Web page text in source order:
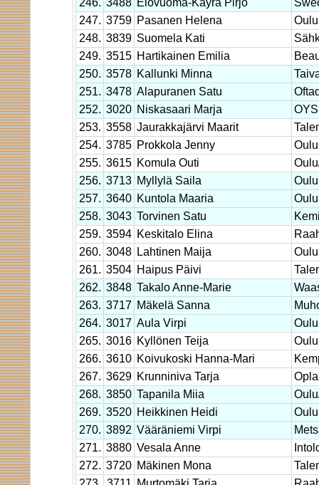
246. 3488 Elovuoma-Käyrä Pirjo
247. 3759 Pasanen Helena
Oulu
248. 3839 Suomela Kati
249. 3515 Hartikainen Emilia
250. 3578 Kallunki Minna
251. 3478 Alapuranen Satu
252. 3020 Niskasaari Marja
253. 3558 Jaurakkajärvi Maarit
254. 3785 Prokkola Jenny
Oulu
255. 3615 Komula Outi
256. 3713 Myllylä Saila
Oulu
257. 3640 Kuntola Maaria
Oulu
258. 3043 Torvinen Satu
259. 3594 Keskitalo Elina
260. 3048 Lahtinen Maija
Oulu
261. 3504 Haipus Päivi
262. 3848 Takalo Anne-Marie
263. 3717 Mäkelä Sanna
264. 3017 Aula Virpi
Oulu
265. 3016 Kyllönen Teija
Oulu
266. 3610 Koivukoski Hanna-Mari
267. 3629 Krunniniva Tarja
268. 3850 Tapanila Miia
269. 3520 Heikkinen Heidi
Oulu
270. 3892 Vääräniemi Virpi
271. 3880 Vesala Anne
272. 3720 Mäkinen Mona